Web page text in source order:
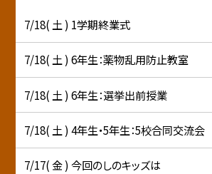
7/18( 土 ) 1学期終業式
7/18( 土 ) 6年生：薬物乱用防止教室
7/18( 土 ) 6年生：選挙出前授業
7/18( 土 ) 4年生・5年生：5校合同交流会
7/17( 金 ) 今回のしのキッズは